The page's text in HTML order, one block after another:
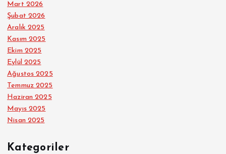
Mart 2026
Şubat 2026
Aralık 2025
Kasım 2025
Ekim 2025
Eylül 2025
Ağustos 2025
Temmuz 2025
Haziran 2025
Mayıs 2025
Nisan 2025
Kategoriler